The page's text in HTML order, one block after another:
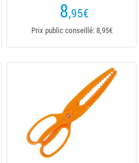
8,95€
Prix public conseillé: 8,95€